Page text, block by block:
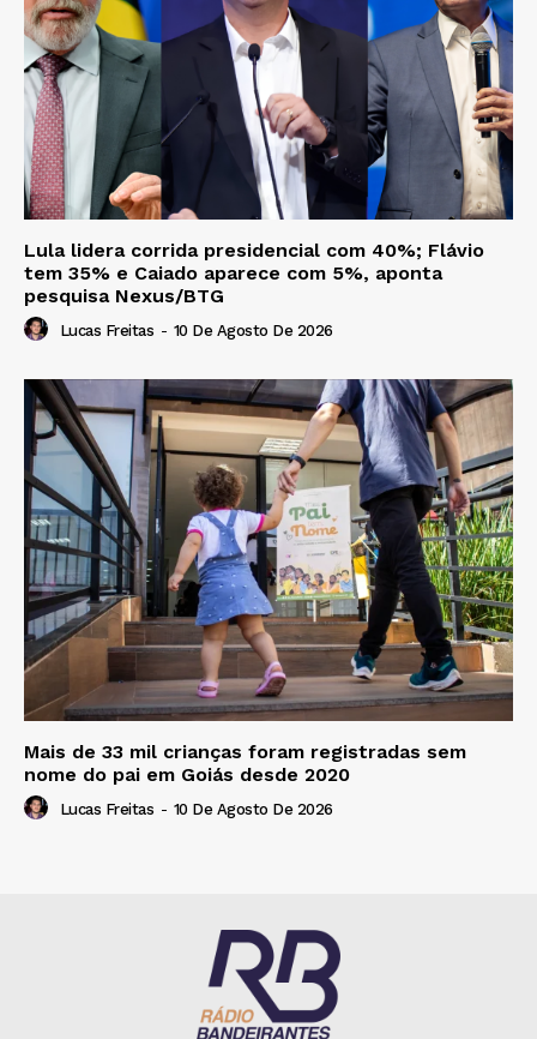
Lula lidera corrida presidencial com 40%; Flávio
tem 35% e Caiado aparece com 5%, aponta
pesquisa Nexus/BTG
Lucas Freitas - 10 De Agosto De 2026
Mais de 33 mil crianças foram registradas sem
nome do pai em Goiás desde 2020
Lucas Freitas - 10 De Agosto De 2026